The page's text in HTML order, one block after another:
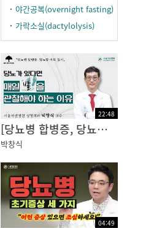
야간공복(overnight fasting)
가락소실(dactylolysis)
22:48
[당뇨병 합병증, 당뇨발] 당뇨가 있다면 매일 발을 관찰해야 하는 이유: 성형외과 박창식 교수ㅣ동아아산건강강좌
박창식
04:49